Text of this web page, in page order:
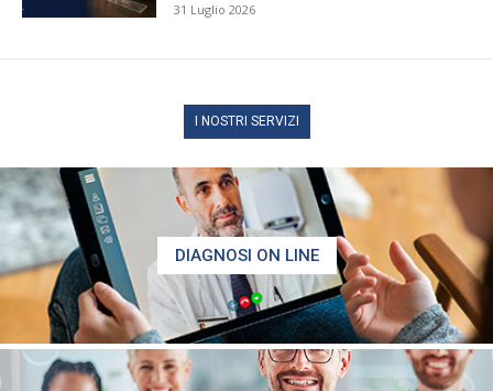
31 Luglio 2026
I NOSTRI SERVIZI
DIAGNOSI ON LINE